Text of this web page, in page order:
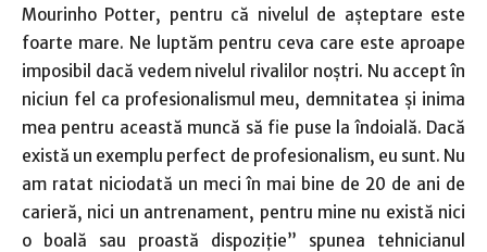
Mourinho Potter, pentru că nivelul de aşteptare este
foarte mare. Ne luptăm pentru ceva care este aproape
imposibil dacă vedem nivelul rivalilor noştri. Nu accept în
niciun fel ca profesionalismul meu, demnitatea şi inima
mea pentru această muncă să fie puse la îndoială. Dacă
există un exemplu perfect de profesionalism, eu sunt. Nu
am ratat niciodată un meci în mai bine de 20 de ani de
carieră, nici un antrenament, pentru mine nu există nici
o boală sau proastă dispoziţie” spunea tehnicianul